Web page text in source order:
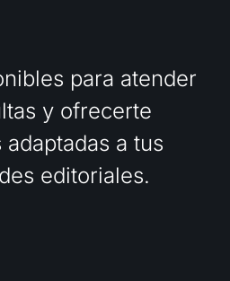
para atender
y ofrecerte
a tus
editoriales.